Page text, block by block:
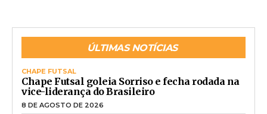
ÚLTIMAS NOTÍCIAS
CHAPE FUTSAL
Chape Futsal goleia Sorriso e fecha rodada na
vice-liderança do Brasileiro
8 DE AGOSTO DE 2026